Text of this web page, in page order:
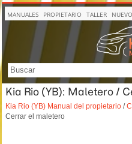
MANUALES PROPIETARIO TALLER
Kia Rio (YB): Maletero /
Kia Rio (YB) Manual del propietario /
Cerrar el maletero